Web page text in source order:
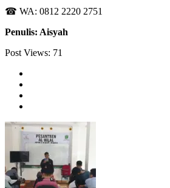
☎ WA: 0812 2220 2751
Penulis: Aisyah
Post Views: 71